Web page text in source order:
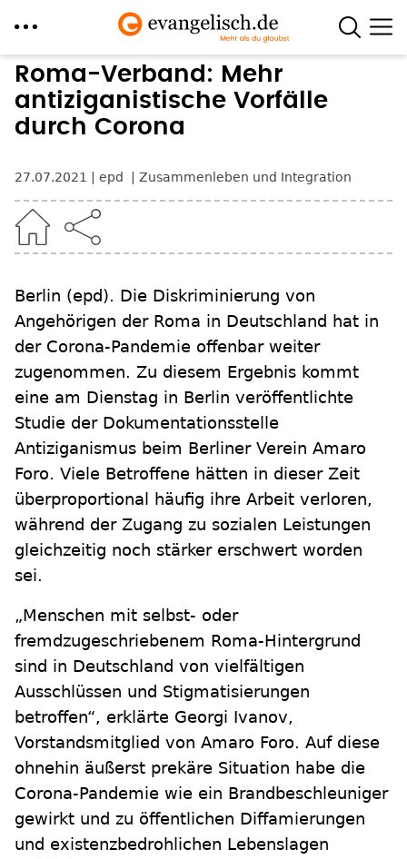
Direkt
zum
Inhalt
Roma-Verband: Mehr
antiziganistische Vorfälle
durch Corona
27.07.2021 epd Zusammenleben und Integration
Berlin (epd). Die Diskriminierung von
Angehörigen der Roma in Deutschland hat in
der Corona-Pandemie offenbar weiter
zugenommen. Zu diesem Ergebnis kommt
eine am Dienstag in Berlin veröffentlichte
Studie der Dokumentationsstelle
Antiziganismus beim Berliner Verein Amaro
Foro. Viele Betroffene hätten in dieser Zeit
überproportional häufig ihre Arbeit verloren,
während der Zugang zu sozialen Leistungen
gleichzeitig noch stärker erschwert worden
sei.
„Menschen mit selbst- oder
fremdzugeschriebenem Roma-Hintergrund
sind in Deutschland von vielfältigen
Ausschlüssen und Stigmatisierungen
betroffen“, erklärte Georgi Ivanov,
Vorstandsmitglied von Amaro Foro. Auf diese
ohnehin äußerst prekäre Situation habe die
Corona-Pandemie wie ein Brandbeschleuniger
gewirkt und zu öffentlichen Diffamierungen
und existenzbedrohlichen Lebenslagen